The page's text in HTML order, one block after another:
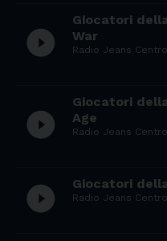
play_circle_filled
Giocatori
War
Radio Jeans
play_circle_filled
Giocatori
Age
Radio Jeans
play_circle_filled Giocatori
Radio Jeans